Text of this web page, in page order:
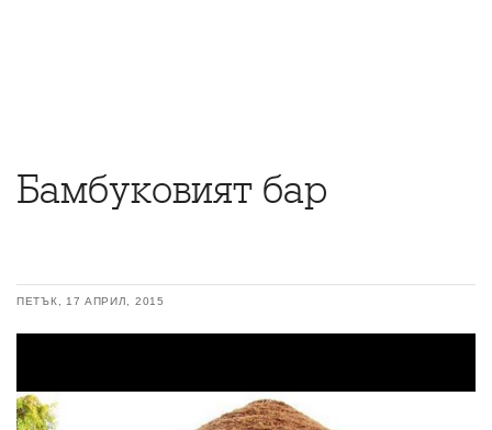
Бамбуковият бар
ПЕТЪК, 17 АПРИЛ, 2015